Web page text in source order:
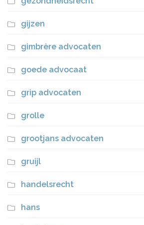
gijzen
gimbrère advocaten
goede advocaat
grip advocaten
grolle
grootjans advocaten
gruijl
handelsrecht
hans